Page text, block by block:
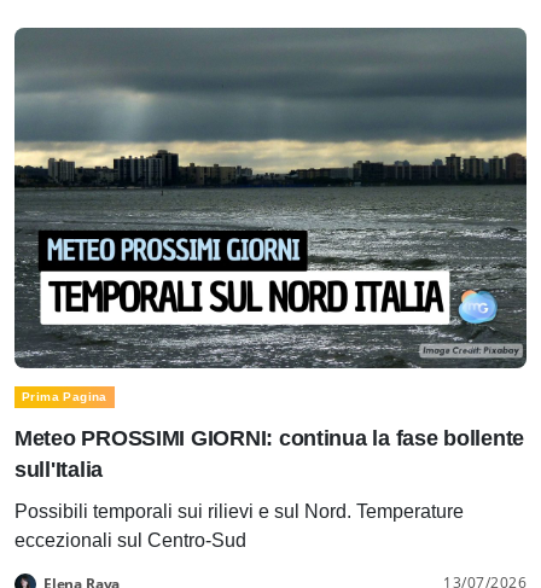
Prima Pagina
Meteo PROSSIMI GIORNI: continua la fase bollente
sull'Italia
Possibili temporali sui rilievi e sul Nord. Temperature
eccezionali sul Centro-Sud
13/07/2026